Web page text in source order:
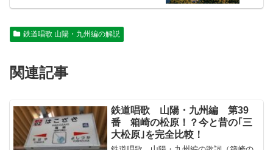
鉄道唱歌 山陽・九州編の解説
関連記事
鉄道唱歌 山陽・九州編 第39
番 箱崎の松原！？今と昔の｢三
大松原｣を完全比較！